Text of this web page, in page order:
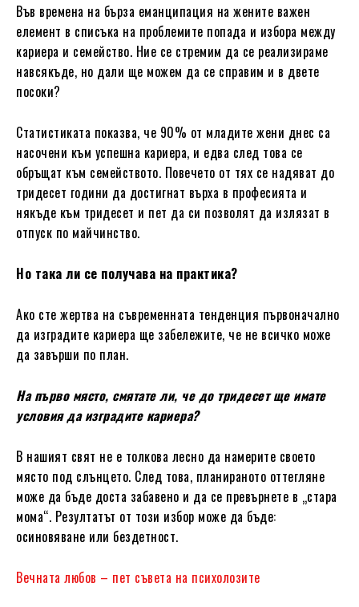
Във времена на бърза еманципация на жените важен
елемент в списъка на проблемите попада и избора между
кариера и семейство. Ние се стремим да се реализираме
навсякъде, но дали ще можем да се справим и в двете
посоки?
Статистиката показва, че 90% от младите жени днес са
насочени към успешна кариера, и едва след това се
обръщат към семейството. Повечето от тях се надяват до
тридесет години да достигнат върха в професията и
някъде към тридесет и пет да си позволят да излязат в
отпуск по майчинство.
Но така ли се получава на практика?
Ако сте жертва на съвременната тенденция първоначално
да изградите кариера ще забележите, че не всичко може
да завърши по план.
На първо място, смятате ли, че до тридесет ще имате
условия да изградите кариера?
В нашият свят не е толкова лесно да намерите своето
място под слънцето. След това, планираното оттегляне
може да бъде доста забавено и да се превърнете в „стара
мома“. Резултатът от този избор може да бъде:
осиновяване или бездетност.
Вечната любов – пет съвета на психолозите